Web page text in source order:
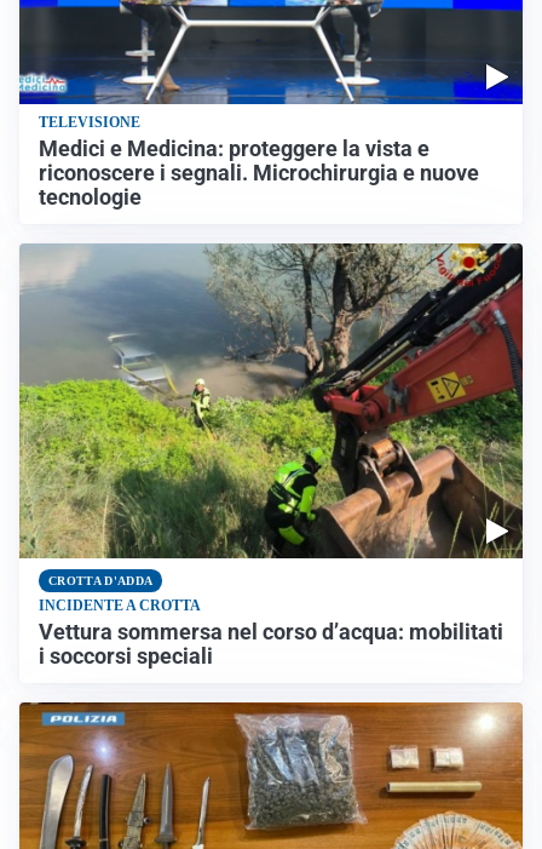
TELEVISIONE
Medici e Medicina: proteggere la vista e
riconoscere i segnali. Microchirurgia e nuove
tecnologie
CROTTA D'ADDA
INCIDENTE A CROTTA
Vettura sommersa nel corso d’acqua: mobilitati
i soccorsi speciali